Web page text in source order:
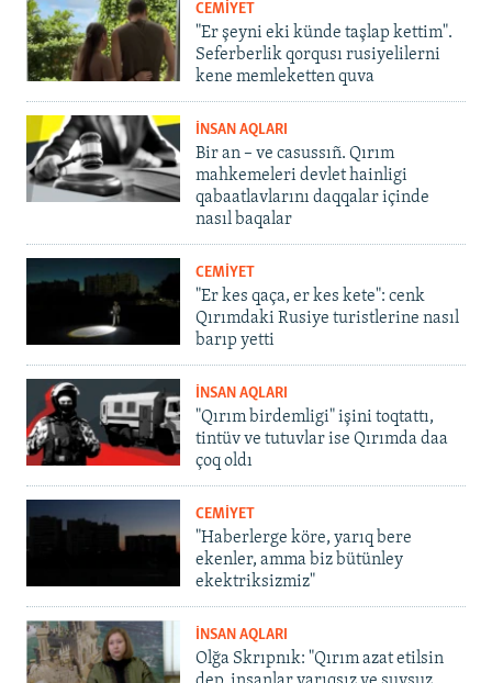
CEMİYET
"Er şeyni eki künde taşlap kettim".
Seferberlik qorqusı rusiyelilerni
kene memleketten quva
İNSAN AQLARI
Bir an – ve casussıñ. Qırım
mahkemeleri devlet hainligi
qabaatlavlarını daqqalar içinde
nasıl baqalar
CEMİYET
"Er kes qaça, er kes kete": cenk
Qırımdaki Rusiye turistlerine nasıl
barıp yetti
İNSAN AQLARI
"Qırım birdemligi" işini toqtattı,
tintüv ve tutuvlar ise Qırımda daa
çoq oldı
CEMİYET
"Haberlerge köre, yarıq bere
ekenler, amma biz bütünley
ekektriksizmiz"
İNSAN AQLARI
Olğa Skrıpnık: "Qırım azat etilsin